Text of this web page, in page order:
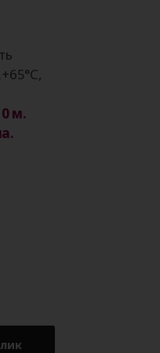
м.